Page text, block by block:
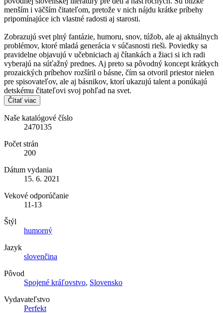
menším i väčším čitateľom, pretože v nich nájdu krátke príbehy
pripomínajúce ich vlastné radosti aj starosti.
Zobrazujú svet plný fantázie, humoru, snov, túžob, ale aj aktuálnych
problémov, ktoré mladá generácia v súčasnosti rieši. Poviedky sa
pravidelne objavujú v učebniciach aj čítankách a žiaci si ich radi
vyberajú na súťažný prednes. Aj preto sa pôvodný koncept krátkych
prozaických príbehov rozšíril o básne, čím sa otvoril priestor nielen
pre spisovateľov, ale aj básnikov, ktorí ukazujú talent a ponúkajú
detskému čitateľovi svoj pohľad na svet.
Čítať viac
Naše katalógové číslo
2470135
Počet strán
200
Dátum vydania
15. 6. 2021
Vekové odporúčanie
11-13
Štýl
humorný
Jazyk
slovenčina
Pôvod
Spojené kráľovstvo, Slovensko
Vydavateľstvo
Perfekt